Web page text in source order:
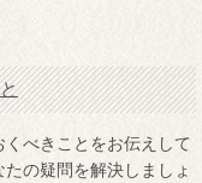
べきことをお伝えして
の疑問を解決しましょ